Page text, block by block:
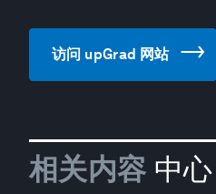
访问 upGrad 网站
相关内容 中心